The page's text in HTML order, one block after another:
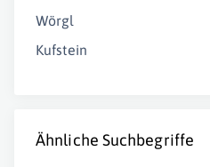
Wörgl
Kufstein
Ähnliche Suchbegriffe